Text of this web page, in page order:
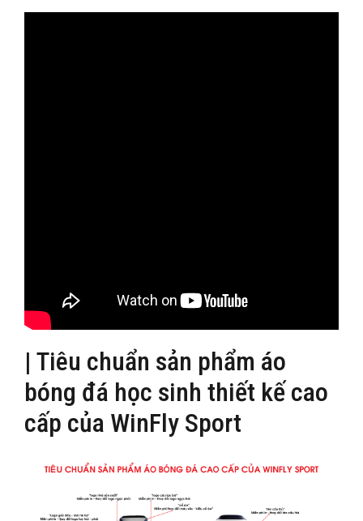
| Tiêu chuẩn sản phẩm áo
bóng đá học sinh thiết kế cao
cấp của WinFly Sport